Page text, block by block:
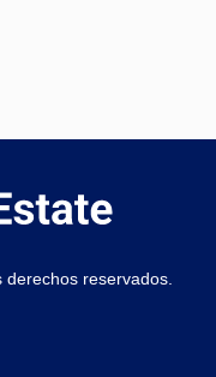
reservados.